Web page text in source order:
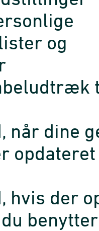
og
når dine
opdateret
hvis der
benytter